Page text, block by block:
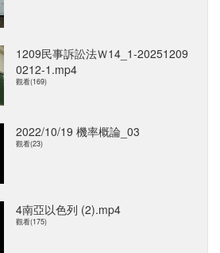
1209民事訴訟法Ｗ14_1-20251209
0212-1.mp4
觀看(169)
2022/10/19 機率概論_03
觀看(23)
4南亞以色列 (2).mp4
觀看(175)